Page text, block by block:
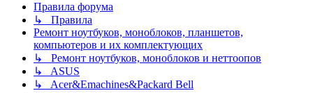
Правила форума
↳ Правила
Ремонт ноутбуков, моноблоков, планшетов,
компьютеров и их комплектующих
↳ Ремонт ноутбуков, моноблоков и неттоопов
↳ ASUS
↳ Acer&Emachines&Packard Bell